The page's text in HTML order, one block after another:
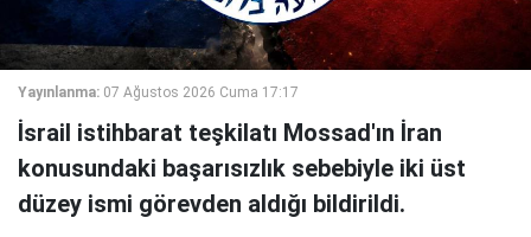
Yayınlanma: 07 Ağustos 2026 Cuma 17:17
İsrail istihbarat teşkilatı Mossad'ın İran
konusundaki başarısızlık sebebiyle iki üst
düzey ismi görevden aldığı bildirildi.